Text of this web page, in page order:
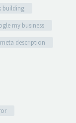
building
my business
meta description